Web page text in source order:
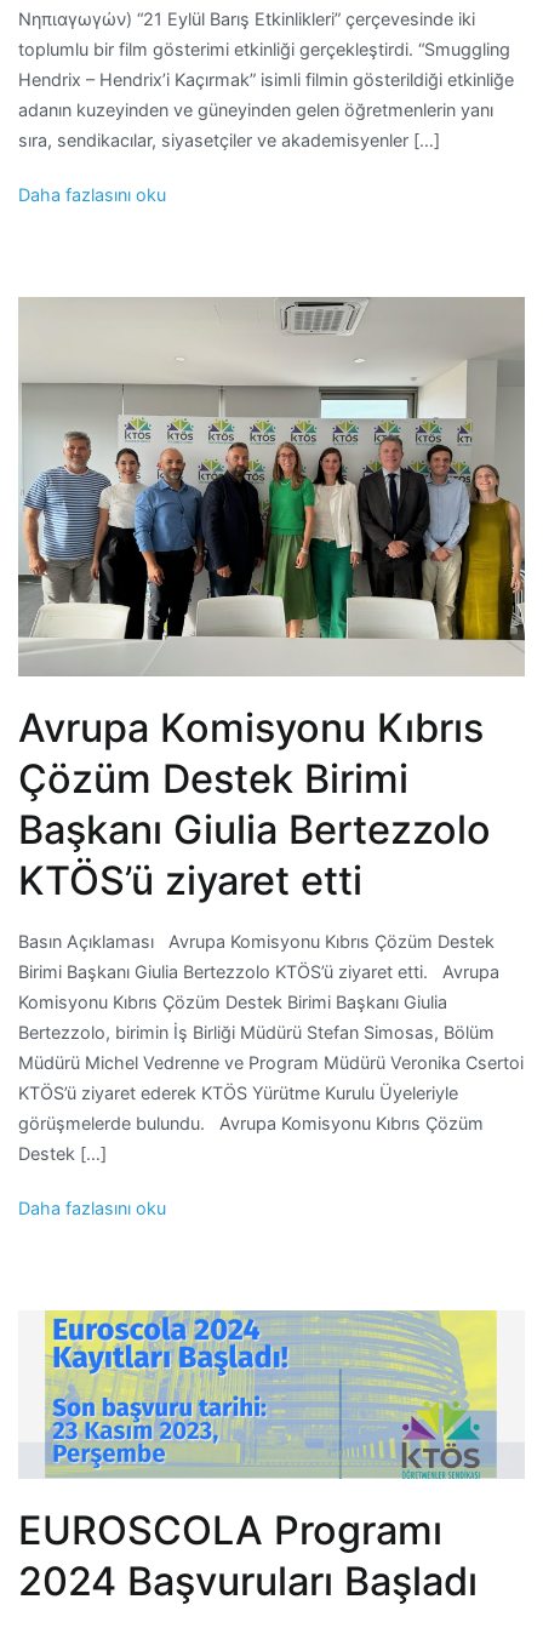
Νηπιαγωγών) “21 Eylül Barış Etkinlikleri” çerçevesinde iki
toplumlu bir film gösterimi etkinliği gerçekleştirdi. “Smuggling
Hendrix – Hendrix’i Kaçırmak” isimli filmin gösterildiği etkinliğe
adanın kuzeyinden ve güneyinden gelen öğretmenlerin yanı
sıra, sendikacılar, siyasetçiler ve akademisyenler […]
Daha fazlasını oku
Avrupa Komisyonu Kıbrıs
Çözüm Destek Birimi
Başkanı Giulia Bertezzolo
KTÖS’ü ziyaret etti
Basın Açıklaması Avrupa Komisyonu Kıbrıs Çözüm Destek
Birimi Başkanı Giulia Bertezzolo KTÖS’ü ziyaret etti. Avrupa
Komisyonu Kıbrıs Çözüm Destek Birimi Başkanı Giulia
Bertezzolo, birimin İş Birliği Müdürü Stefan Simosas, Bölüm
Müdürü Michel Vedrenne ve Program Müdürü Veronika Csertoi
KTÖS’ü ziyaret ederek KTÖS Yürütme Kurulu Üyeleriyle
görüşmelerde bulundu. Avrupa Komisyonu Kıbrıs Çözüm
Destek […]
Daha fazlasını oku
EUROSCOLA Programı
2024 Başvuruları Başladı